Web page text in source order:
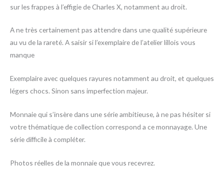
sur les frappes à l’effigie de Charles X, notamment au droit.
A ne très certainement pas attendre dans une qualité supérieure
au vu de la rareté. A saisir si l’exemplaire de l’atelier lillois vous
manque
Exemplaire avec quelques rayures notamment au droit, et quelques
légers chocs. Sinon sans imperfection majeur.
Monnaie qui s’insère dans une série ambitieuse, à ne pas hésiter si
votre thématique de collection correspond a ce monnayage. Une
série difficile à compléter.
Photos réelles de la monnaie que vous recevrez.